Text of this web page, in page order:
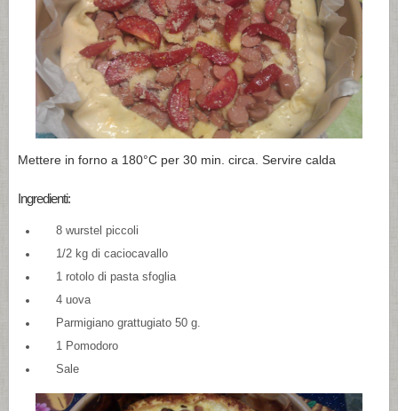
Mettere in forno a 180°C per 30 min. circa. Servire calda
Ingredienti:
8 wurstel piccoli
1/2 kg di caciocavallo
1 rotolo di pasta sfoglia
4 uova
Parmigiano grattugiato 50 g.
1 Pomodoro
Sale